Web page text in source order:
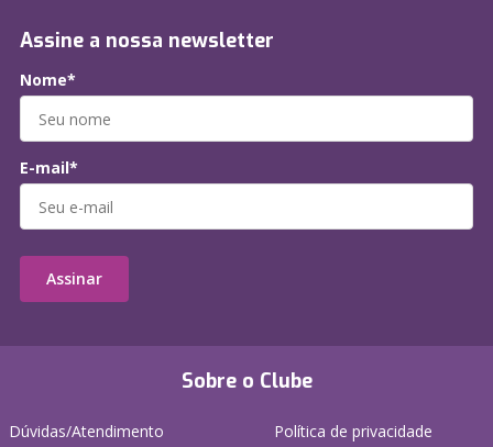
Sobre o Clube
Dúvidas/Atendimento
Política de privacidade
Assine a nossa newsletter
Nome*
E-mail*
Assinar